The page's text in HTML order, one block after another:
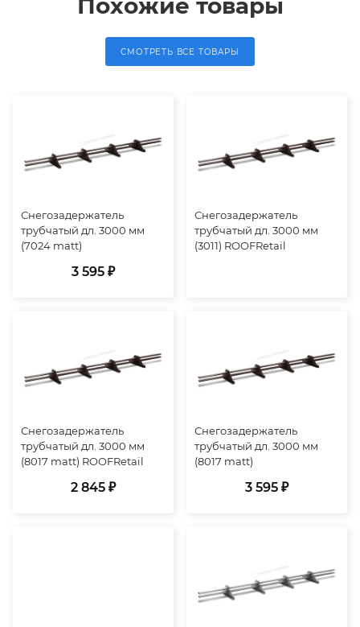
Похожие товары
СМОТРЕТЬ ВСЕ ТОВАРЫ
Снегозадержатель
трубчатый дл. 3000 мм
(7024 matt)
3 595 ₽
Снегозадержатель
трубчатый дл. 3000 мм
(3011) ROOFRetail
Снегозадержатель
трубчатый дл. 3000 мм
(8017 matt) ROOFRetail
2 845 ₽
Снегозадержатель
трубчатый дл. 3000 мм
(8017 matt)
3 595 ₽